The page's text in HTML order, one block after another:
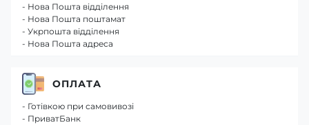
- Нова Пошта відділення
- Нова Пошта поштамат
- Укрпошта відділення
- Нова Пошта адреса
ОПЛАТА
- Готівкою при самовивозі
- ПриватБанк